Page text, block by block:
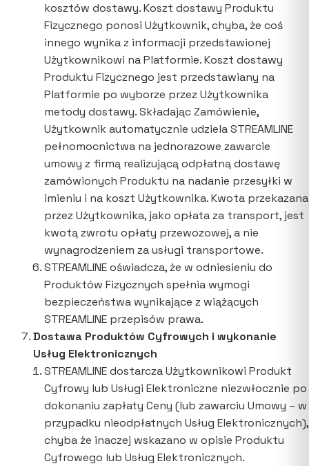
kosztów dostawy. Koszt dostawy Produktu
Fizycznego ponosi Użytkownik, chyba, że coś
innego wynika z informacji przedstawionej
Użytkownikowi na Platformie. Koszt dostawy
Produktu Fizycznego jest przedstawiany na
Platformie po wyborze przez Użytkownika
metody dostawy. Składając Zamówienie,
Użytkownik automatycznie udziela STREAMLINE
pełnomocnictwa na jednorazowe zawarcie
umowy z firmą realizującą odpłatną dostawę
zamówionych Produktu na nadanie przesyłki w
imieniu i na koszt Użytkownika. Kwota przekazana
przez Użytkownika, jako opłata za transport, jest
kwotą zwrotu opłaty przewozowej, a nie
wynagrodzeniem za usługi transportowe.
STREAMLINE oświadcza, że w odniesieniu do
Produktów Fizycznych spełnia wymogi
bezpieczeństwa wynikające z wiążących
STREAMLINE przepisów prawa.
Dostawa Produktów Cyfrowych i wykonanie
Usług Elektronicznych
STREAMLINE dostarcza Użytkownikowi Produkt
Cyfrowy lub Usługi Elektroniczne niezwłocznie po
dokonaniu zapłaty Ceny (lub zawarciu Umowy – w
przypadku nieodpłatnych Usług Elektronicznych),
chyba że inaczej wskazano w opisie Produktu
Cyfrowego lub Usług Elektronicznych.